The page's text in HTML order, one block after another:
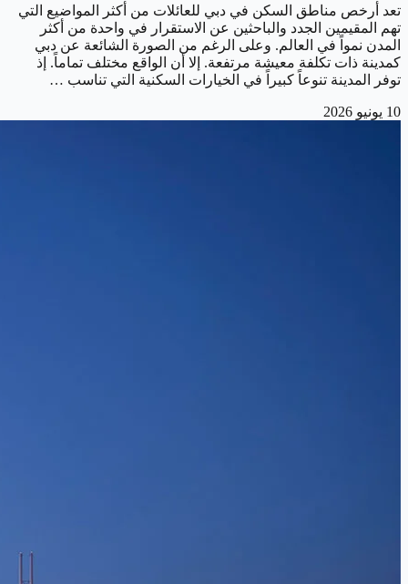
تعد أرخص مناطق السكن في دبي للعائلات من أكثر المواضيع التي
تهم المقيمين الجدد والباحثين عن الاستقرار في واحدة من أكثر
المدن نمواً في العالم. وعلى الرغم من الصورة الشائعة عن دبي
كمدينة ذات تكلفة معيشة مرتفعة. إلا أن الواقع مختلف تماماً. إذ
توفر المدينة تنوعاً كبيراً في الخيارات السكنية التي تناسب …
10 يونيو 2026